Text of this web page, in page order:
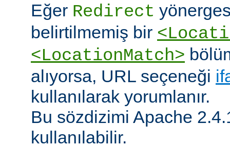
Eğer Redirect
belirtilmemiş bir
<LocationMatch>
alıyorsa, URL seçeneği
kullanılarak yorumlanır.
Bu sözdizimi Apache
kullanılabilir.